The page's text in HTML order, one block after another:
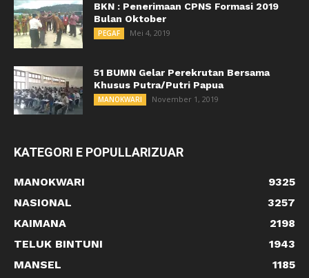
BKN : Penerimaan CPNS Formasi 2019
Bulan Oktober
PEGAF Mei 4, 2019
51 BUMN Gelar Perekrutan Bersama
Khusus Putra/Putri Papua
MANOKWARI November 1, 2019
KATEGORI E POPULLARIZUAR
MANOKWARI
9325
NASIONAL
3257
KAIMANA
2198
TELUK BINTUNI
1943
MANSEL
1185